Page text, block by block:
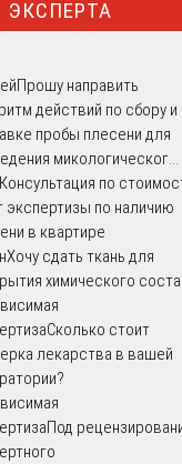
ЭКСПЕРТА
Прошу направить
действий по сбору и
пробы плесени для
микологическог...
Консультация по
экспертизы по наличию
в квартире
Хочу сдать ткань для
химического
Сколько стоит
лекарства в вашей
Под